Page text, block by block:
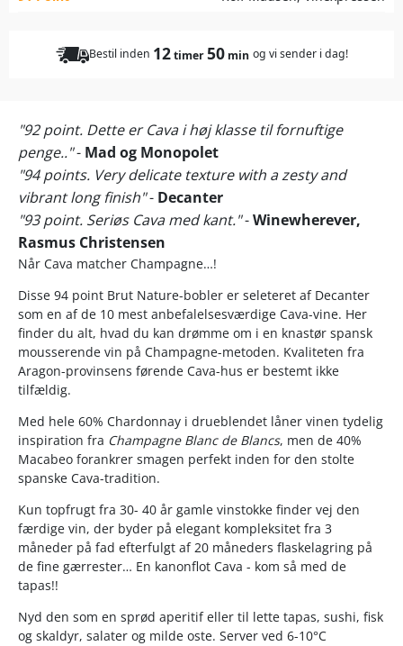
Bestil inden 12timer50 min og vi sender i dag!
"92 point. Dette er Cava i høj klasse til fornuftige
penge.."- Mad og Monopolet
"94 points. Very delicate texture with a zesty and
vibrant long finish"- Decanter
"93 point. Seriøs Cava med kant."-Winewherever,
Rasmus Christensen
Når Cava matcher Champagne…!
Disse 94 point Brut Nature-bobler er seleteret af Decanter
som en af de 10 mest anbefalelsesværdige Cava-vine. Her
finder du alt, hvad du kan drømme om i en knastør spansk
mousserende vin på Champagne-metoden. Kvaliteten fra
Aragon-provinsens førende Cava-hus er bestemt ikke
tilfældig.
Med hele 60% Chardonnay i drueblendet låner vinen tydelig
inspiration fra Champagne Blanc de Blancs, men de 40%
Macabeo forankrer smagen perfekt inden for den stolte
spanske Cava-tradition.
Kun topfrugt fra 30- 40 år gamle vinstokke finder vej den
færdige vin, der byder på elegant kompleksitet fra 3
måneder på fad efterfulgt af 20 måneders flaskelagring på
de fine gærrester… En kanonflot Cava - kom så med de
tapas!!
Nyd den som en sprød aperitif eller til lette tapas, sushi, fisk
og skaldyr, salater og milde oste. Server ved 6-10°C